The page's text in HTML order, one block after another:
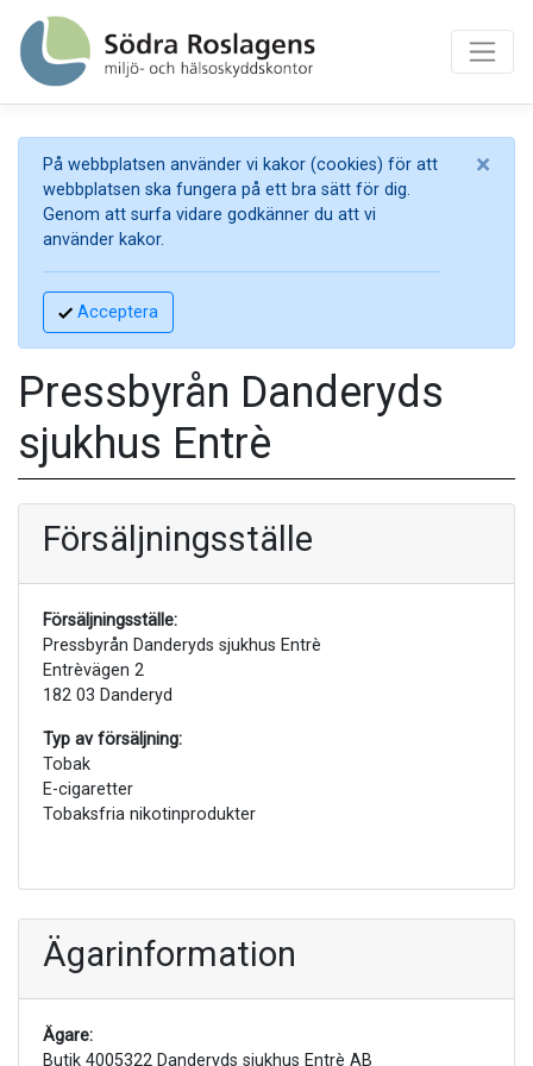
På webbplatsen använder vi kakor (cookies) för att
webbplatsen ska fungera på ett bra sätt för dig.
Genom att surfa vidare godkänner du att vi
använder kakor.
Acceptera
×
Pressbyrån Danderyds
sjukhus Entrè
Försäljningsställe
Försäljningsställe:
Pressbyrån Danderyds sjukhus Entrè
Entrèvägen 2
182 03 Danderyd
Typ av försäljning:
Tobak
E-cigaretter
Tobaksfria nikotinprodukter
Ägarinformation
Ägare:
Butik 4005322 Danderyds sjukhus Entrè AB